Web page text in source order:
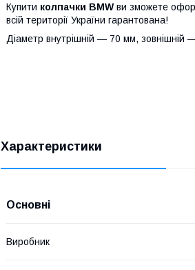
Купити колпачки BMW ви зможете
всій території України гарантована!
Діаметр внутрішній — 70 мм, зовнішній
Характеристики
Основні
Виробник